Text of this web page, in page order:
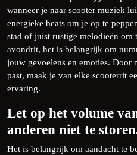
wanneer je naar scooter muziek
energieke beats om je op te
stad of juist rustige melodieën om
avondrit, het is belangrijk om
jouw gevoelens en emoties. Door
past, maak je van elke scooterrit
ervaring.
Let op het volume
anderen niet te
Het is belangrijk om aandacht te